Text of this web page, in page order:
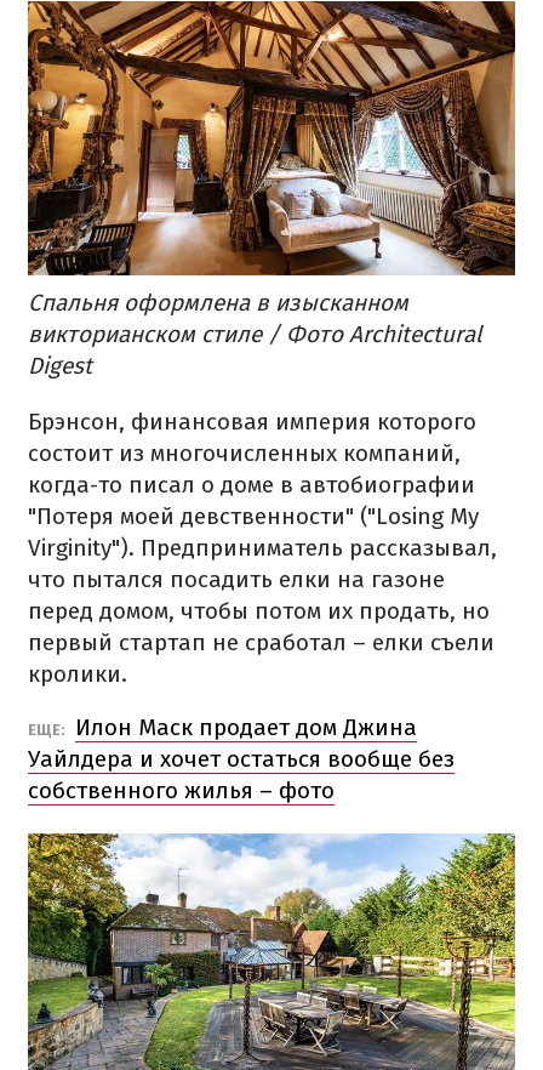
Спальня оформлена в изысканном
викторианском стиле / Фото Architectural
Digest
Брэнсон, финансовая империя которого
состоит из многочисленных компаний,
когда-то писал о доме в автобиографии
"Потеря моей девственности" ("Losing My
Virginity"). Предприниматель рассказывал,
что пытался посадить елки на газоне
перед домом, чтобы потом их продать, но
первый стартап не сработал – елки съели
кролики.
ЕЩЕ:
Илон Маск продает дом Джина
Уайлдера и хочет остаться вообще без
собственного жилья – фото